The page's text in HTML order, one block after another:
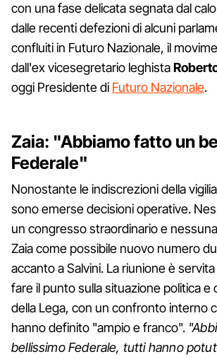
con una fase delicata segnata dal
dalle recenti defezioni di alcuni
confluiti in Futuro Nazionale, il
dall'ex vicesegretario leghista
oggi Presidente di Futuro Nazionale.
Zaia: "Abbiamo fatto un
Federale"
Nonostante le indiscrezioni della
sono emerse decisioni operative.
un congresso straordinario e
Zaia come possibile nuovo numero
accanto a Salvini. La riunione è
fare il punto sulla situazione politica e
della Lega, con un confronto interno
hanno definito "ampio e franco".
bellissimo Federale, tutti hanno